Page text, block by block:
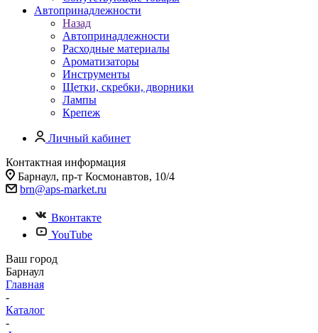
Автопринадлежности
Назад
Автопринадлежности
Расходные материалы
Ароматизаторы
Инструменты
Щетки, скребки, дворники
Лампы
Крепеж
Личный кабинет
Контактная информация
Барнаул, пр-т Космонавтов, 10/4
brn@aps-market.ru
Вконтакте
YouTube
Ваш город
Барнаул
Главная
-
Каталог
-